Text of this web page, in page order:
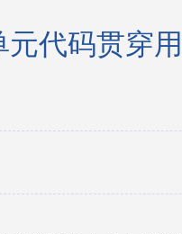
代码贯穿